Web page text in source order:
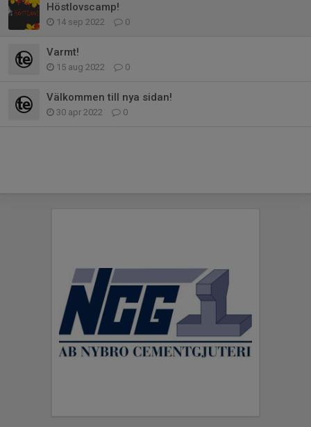
Höstlovscamp!
14 sep 2022 0
Varmt!
15 aug 2022 0
Välkommen till nya sidan!
30 apr 2022 0